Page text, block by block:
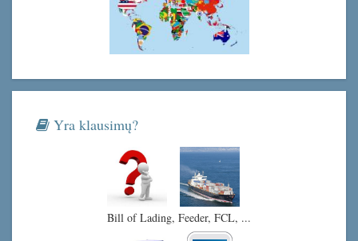
Yra klausimų?
Bill of Lading, Feeder, FCL, ...